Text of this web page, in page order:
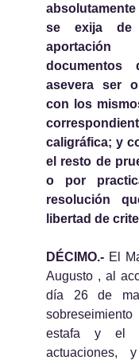
se exija de
asevera ser
con los
caligráfica; y
el resto de
o por
resolución
libertad de
DÉCIMO.- El
Augusto , al
día 26 de
estafa y el
actuaciones,